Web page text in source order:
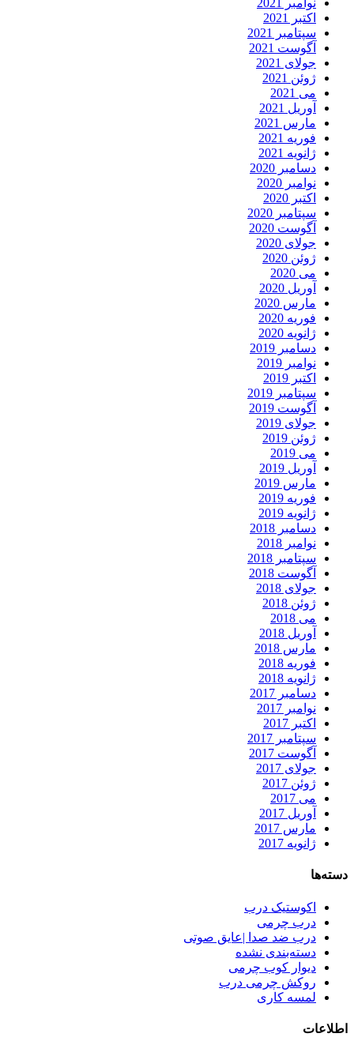
نوامبر 2021
اکتبر 2021
سپتامبر 2021
آگوست 2021
جولای 2021
ژوئن 2021
می 2021
آوریل 2021
مارس 2021
فوریه 2021
ژانویه 2021
دسامبر 2020
نوامبر 2020
اکتبر 2020
سپتامبر 2020
آگوست 2020
جولای 2020
ژوئن 2020
می 2020
آوریل 2020
مارس 2020
فوریه 2020
ژانویه 2020
دسامبر 2019
نوامبر 2019
اکتبر 2019
سپتامبر 2019
آگوست 2019
جولای 2019
ژوئن 2019
می 2019
آوریل 2019
مارس 2019
فوریه 2019
ژانویه 2019
دسامبر 2018
نوامبر 2018
سپتامبر 2018
آگوست 2018
جولای 2018
ژوئن 2018
می 2018
آوریل 2018
مارس 2018
فوریه 2018
ژانویه 2018
دسامبر 2017
نوامبر 2017
اکتبر 2017
سپتامبر 2017
آگوست 2017
جولای 2017
ژوئن 2017
می 2017
آوریل 2017
مارس 2017
ژانویه 2017
دسته‌ها
اکوستیک درب
درب چرمی
درب ضد صدا |عایق صوتی
دسته‌بندی نشده
دیوار کوب چرمی
روکش چرمی درب
لمسه کاری
اطلاعات